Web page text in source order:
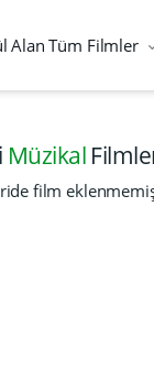
Alan Tüm Filmler
Müzikal
film